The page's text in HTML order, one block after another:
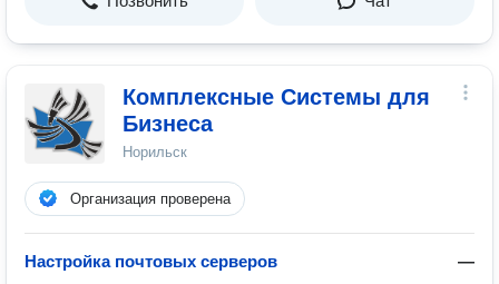
Комплексные Системы для
Бизнеса
Норильск
Организация проверена
Настройка почтовых серверов —